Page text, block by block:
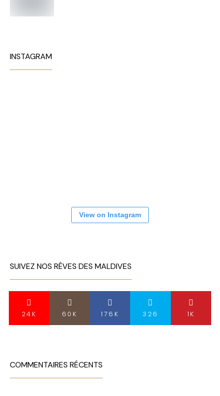
INSTAGRAM
View on Instagram
SUIVEZ NOS RÊVES DES MALDIVES
24K 60K 176K 326 1K
COMMENTAIRES RÉCENTS